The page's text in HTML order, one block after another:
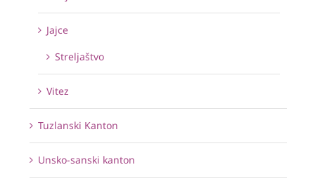
Jajce
Streljaštvo
Vitez
Tuzlanski Kanton
Unsko-sanski kanton